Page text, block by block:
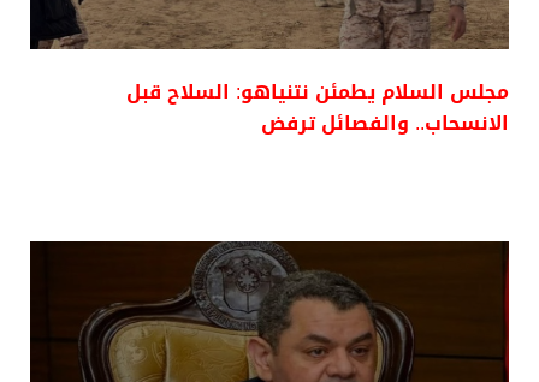
مجلس السلام يطمئن نتنياهو: السلاح قبل
الانسحاب.. والفصائل ترفض